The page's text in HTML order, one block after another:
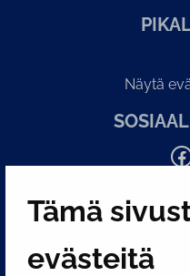
Tämä
evästeitä
Näytä
Facebook